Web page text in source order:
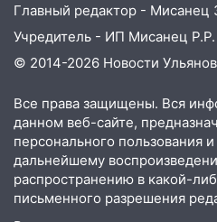
20:22 Мошенники
жительницу
19:14 Житель
заработал уголовное
18:14 Прогноз погоды
Ульяновской области
18:00 Мотофристайл,
Главный редактор - Мисанец
Учредитель - ИП Мисанец Р.Р.
© 2014-2026 Новости
Все права защищены. Вся
данном веб-сайте,
персонального пользования
дальнейшему
распространению в какой-
письменного разрешения